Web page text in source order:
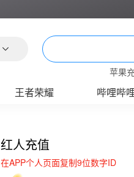
苹果
王者荣耀 哔哩哔
红人充值
在APP个人页面复制9位数字ID